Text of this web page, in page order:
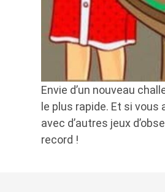
Envie d’un nouveau
le plus rapide. Et si
avec d’autres jeux
record !